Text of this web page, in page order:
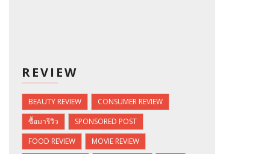
REVIEW
BEAUTY REVIEW
CONSUMER REVIEW
ซื้อมารีวิว
SPONSORED POST
FOOD REVIEW
MOVIE REVIEW